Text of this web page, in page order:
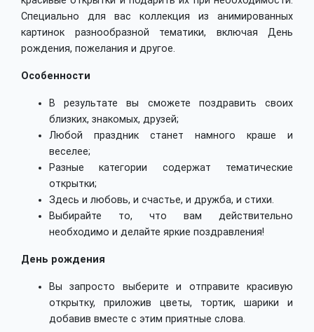
Специально для вас коллекция из анимированных
картинок разнообразной тематики, включая День
рождения, пожелания и другое.
Особенности
В результате вы сможете поздравить своих
близких, знакомых, друзей;
Любой праздник станет намного краше и
веселее;
Разные категории содержат тематические
открытки;
Здесь и любовь, и счастье, и дружба, и стихи.
Выбирайте то, что вам действительно
необходимо и делайте яркие поздравления!
День рождения
Вы запросто выберите и отправите красивую
открытку, приложив цветы, тортик, шарики и
добавив вместе с этим приятные слова.